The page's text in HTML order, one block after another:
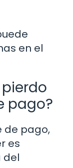
en el
pago?
de pago,
es
del